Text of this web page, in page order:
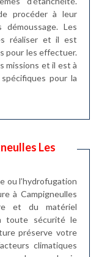
procéder à leur
Les
réaliser et il est
pour les effectuer.
missions et il est à
pour la
Les
ou l’hydrofugation
à Campigneulles
et du matériel
toute sécurité le
préserve votre
climatiques